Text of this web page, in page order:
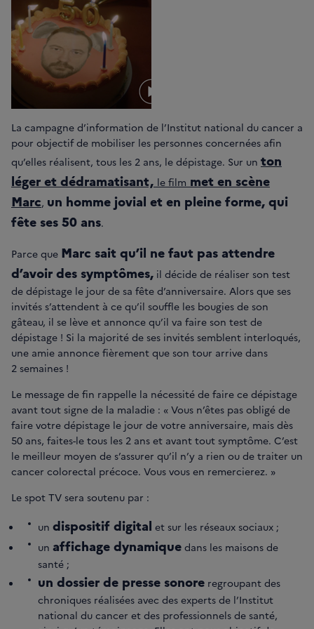
La campagne d’information de l’Institut national du cancer a
pour objectif de mobiliser les personnes concernées afin
qu’elles réalisent, tous les 2 ans, le dépistage. Sur un ton
léger et dédramatisant, le film met en scène
Marc, un homme jovial et en pleine forme, qui
fête ses 50 ans.
Parce que Marc sait qu’il ne faut pas attendre
d’avoir des symptômes, il décide de réaliser son test
de dépistage le jour de sa fête d’anniversaire. Alors que ses
invités s’attendent à ce qu’il souffle les bougies de son
gâteau, il se lève et annonce qu’il va faire son test de
dépistage ! Si la majorité de ses invités semblent interloqués,
une amie annonce fièrement que son tour arrive dans
2 semaines !
Le message de fin rappelle la nécessité de faire ce dépistage
avant tout signe de la maladie : « Vous n’êtes pas obligé de
faire votre dépistage le jour de votre anniversaire, mais dès
50 ans, faites-le tous les 2 ans et avant tout symptôme. C’est
le meilleur moyen de s’assurer qu’il n’y a rien ou de traiter un
cancer colorectal précoce. Vous vous en remercierez. »
Le spot TV sera soutenu par :
un dispositif digital et sur les réseaux sociaux ;
un affichage dynamique dans les maisons de
santé ;
un dossier de presse sonore regroupant des
chroniques réalisées avec des experts de l’Institut
national du cancer et des professionnels de santé,